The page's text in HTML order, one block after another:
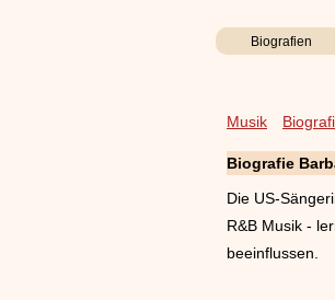
Biografien
Musik
Biografie
Die US-
R&B Musik -
beeinflussen.